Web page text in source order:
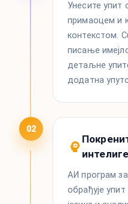
Унесите упит
примаоцем и
контекстом.
писање
детаљне
додатна
02
АИ програм
обрађује